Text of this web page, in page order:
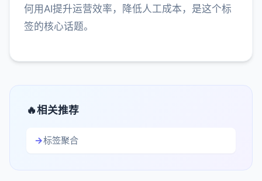
何用AI提升运营效率，降低人工成本，是这个标
签的核心话题。
相关推荐
标签聚合